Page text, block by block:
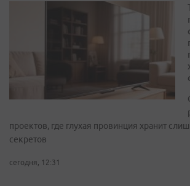
проектов, где глухая провинция хранит
секретов
сегодня, 12:31